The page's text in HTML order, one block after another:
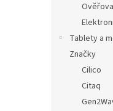
Tablety a
Značky
Cilico
Citaq